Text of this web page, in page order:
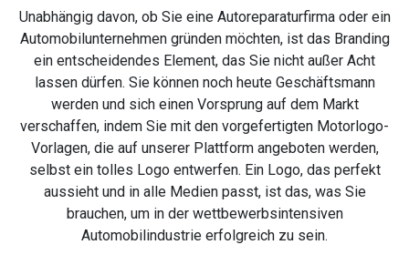
Unabhängig davon, ob Sie eine Autoreparaturfirma oder ein
Automobilunternehmen gründen möchten, ist das Branding
ein entscheidendes Element, das Sie nicht außer Acht
lassen dürfen. Sie können noch heute Geschäftsmann
werden und sich einen Vorsprung auf dem Markt
verschaffen, indem Sie mit den vorgefertigten Motorlogo-
Vorlagen, die auf unserer Plattform angeboten werden,
selbst ein tolles Logo entwerfen. Ein Logo, das perfekt
aussieht und in alle Medien passt, ist das, was Sie
brauchen, um in der wettbewerbsintensiven
Automobilindustrie erfolgreich zu sein.